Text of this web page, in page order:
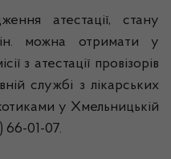
атестації, стану
ін. можна отримати у
з атестації провізорів
службі з лікарських
у Хмельницькій
66-01-07.